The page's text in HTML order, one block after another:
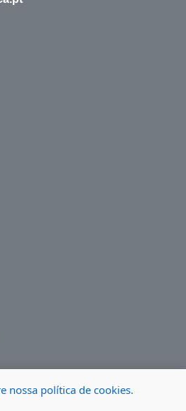
nossa política de cookies.